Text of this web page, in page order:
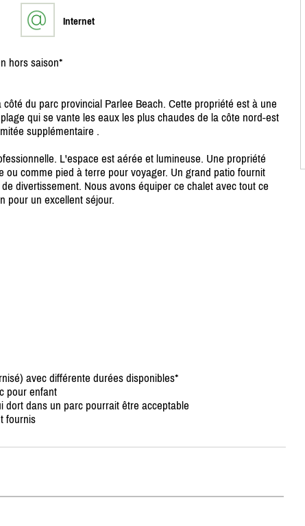
Internet
hors saison*
du parc provincial Parlee Beach. Cette propriété est à une
qui se vante les eaux les plus chaudes de la côte nord-est
supplémentaire .
L'espace est aérée et lumineuse. Une propriété
comme pied à terre pour voyager. Un grand patio fournit
divertissement. Nous avons équiper ce chalet avec tout ce
pour un excellent séjour.
avec différente durées disponibles*
pour enfant
dans un parc pourrait être acceptable
fournis